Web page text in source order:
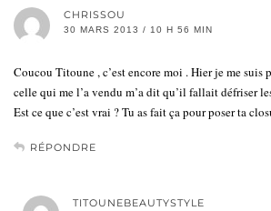
CHRISSOU
30 MARS 2013 / 10 H 56 MIN
Coucou Titoune , c’est encore moi . Hier je me suis
celle qui me l’a vendu m’a dit qu’il fallait défriser
Est ce que c’est vrai ? Tu as fait ça pour poser ta
RÉPONDRE
TITOUNEBEAUTYSTYLE